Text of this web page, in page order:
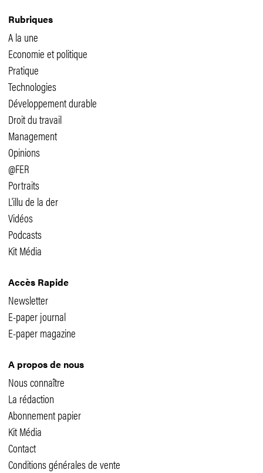
Rubriques
A la une
Economie et politique
Pratique
Technologies
Développement durable
Droit du travail
Management
Opinions
@FER
Portraits
L'illu de la der
Vidéos
Podcasts
Kit Média
Accès Rapide
Newsletter
E-paper journal
E-paper magazine
A propos de nous
Nous connaître
La rédaction
Abonnement papier
Kit Média
Contact
Conditions générales de vente